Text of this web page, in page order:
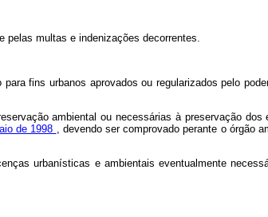
pelas multas e indenizações decorrentes.
fins urbanos aprovados ou regularizados pelo
ambiental ou necessárias à preservação
de 1998 , devendo ser comprovado perante o órgão
urbanísticas e ambientais eventualmente